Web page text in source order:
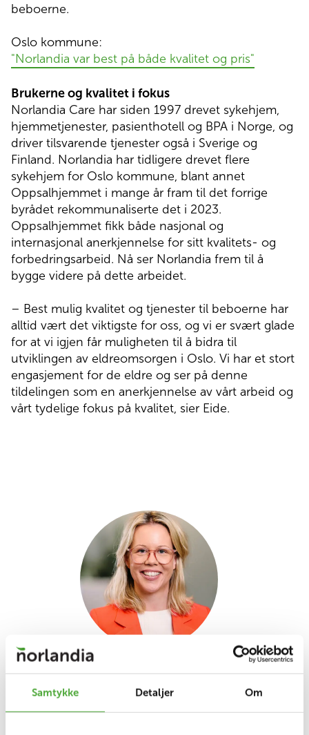
Samtykke Detaljer Om
beboerne.
Oslo kommune:
"Norlandia var best på både kvalitet og pris"
Brukerne og kvalitet i fokus
Norlandia Care har siden 1997 drevet sykehjem,
hjemmetjenester, pasienthotell og BPA i Norge, og
driver tilsvarende tjenester også i Sverige og
Finland. Norlandia har tidligere drevet flere
sykehjem for Oslo kommune, blant annet
Oppsalhjemmet i mange år fram til det forrige
byrådet rekommunaliserte det i 2023.
Oppsalhjemmet fikk både nasjonal og
internasjonal anerkjennelse for sitt kvalitets- og
forbedringsarbeid. Nå ser Norlandia frem til å
bygge videre på dette arbeidet.
– Best mulig kvalitet og tjenester til beboerne har
alltid vært det viktigste for oss, og vi er svært glade
for at vi igjen får muligheten til å bidra til
utviklingen av eldreomsorgen i Oslo. Vi har et stort
engasjement for de eldre og ser på denne
tildelingen som en anerkjennelse av vårt arbeid og
vårt tydelige fokus på kvalitet, sier Eide.